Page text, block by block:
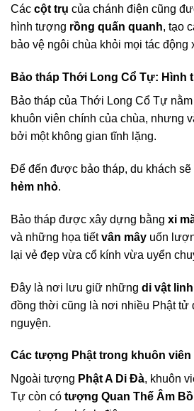
Các cột trụ của chánh điện cũng
hình tượng rồng quấn quanh, tạo
bảo vệ ngôi chùa khỏi mọi tác động
Bảo tháp Thới Long Cổ Tự: Hình
Bảo tháp của Thới Long Cổ Tự
khuôn viên chính của chùa, nhưng
bởi một không gian tĩnh lặng.
Để đến được bảo tháp, du khách sẽ
hẻm nhỏ.
Bảo tháp được xây dựng bằng xi
và những họa tiếtvân mây uốn
lại vẻ đẹp vừa cổ kính vừa uyển
Đây là nơi lưu giữ những di vật
đồng thời cũng là nơi nhiều Phật tử
nguyện.
Các tượng Phật trong khuôn viên
Ngoài tượng Phật A Di Đà, khuôn
Tự còn có tượng Quan Thế Âm